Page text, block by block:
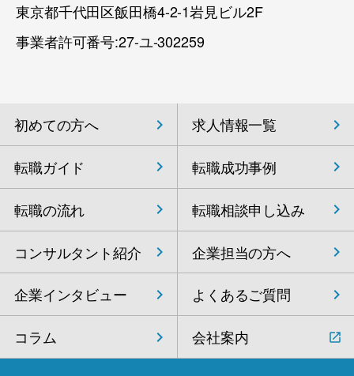
東京都千代田区飯田橋4-2-1岩見ビル2F
事業者許可番号:27-ユ-302259
初めての方へ 求人情報一覧
転職ガイド 転職成功事例
転職の流れ 転職相談申し込み
コンサルタント紹介 企業担当の方へ
企業インタビュー よくあるご質問
コラム 会社案内